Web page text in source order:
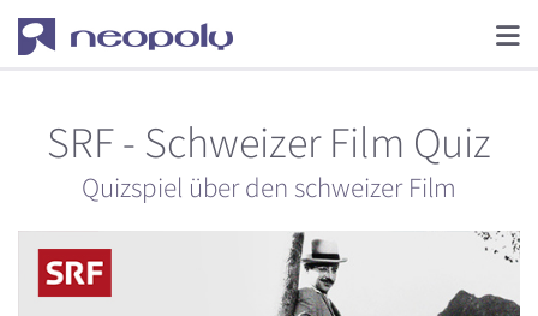
SRF - Schweizer Film Quiz
Quizspiel über den schweizer Film